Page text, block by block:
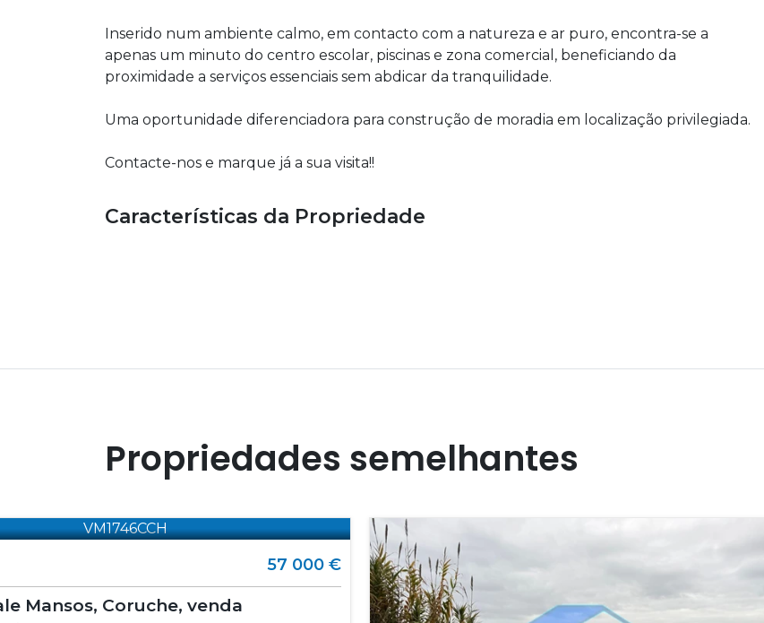
Inserido num ambiente calmo, em contacto com a natureza e ar puro, encontra-se a
apenas um minuto do centro escolar, piscinas e zona comercial, beneficiando da
proximidade a serviços essenciais sem abdicar da tranquilidade.
Uma oportunidade diferenciadora para construção de moradia em localização privilegiada.
Contacte-nos e marque já a sua visita!!
Características da Propriedade
Propriedades semelhantes
57 000 €
- Vale Mansos, Coruche, venda